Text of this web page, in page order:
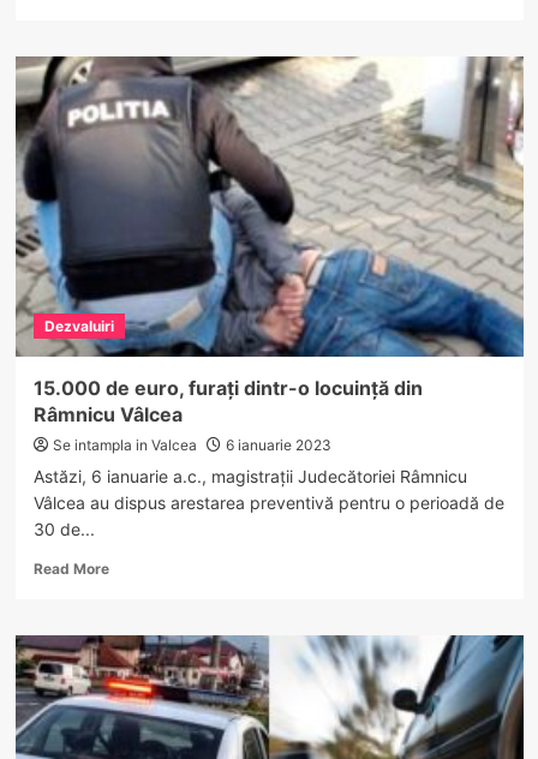
Epidemie
de
gripă
la
Vâlcea.
de
învățământ…
Dezvaluiri
15.000 de euro, furați dintr-o locuință din
Râmnicu Vâlcea
Se intampla in Valcea 6 ianuarie 2023
Astăzi, 6 ianuarie a.c., magistrații Judecătoriei Râmnicu
Vâlcea au dispus arestarea preventivă pentru o perioadă de
30 de...
Read MoreRead
15.000
de
euro,
furați
dintr-
o